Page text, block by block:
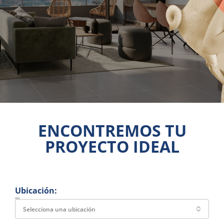
ENCONTREMOS TU
PROYECTO IDEAL
Ubicación:
Selecciona una ubicación